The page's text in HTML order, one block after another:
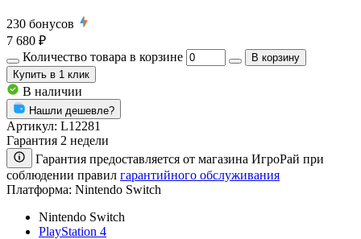
230 бонусов
7 680 ₽
Количество товара в корзине
В корзину
Купить в 1 клик
В наличии
Нашли дешевле?
Артикул: L12281
Гарантия 2 недели
Гарантия предоставляется от магазина ИгроРай при
соблюдении правил гарантийного обслуживания
Платформа: Nintendo Switch
Nintendo Switch
PlayStation 4